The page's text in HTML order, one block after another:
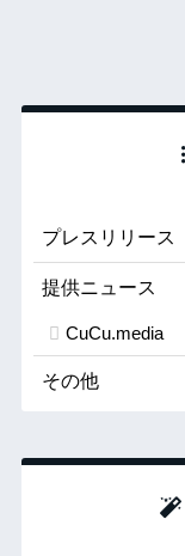
プレスリリース
提供ニュース
CuCu.media
その他